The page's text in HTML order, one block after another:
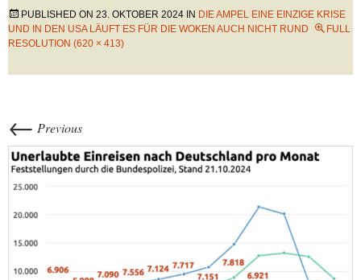
PUBLISHED ON 23. OKTOBER 2024 IN DIE AMPEL EINE EINZIGE KRISE
UND IN DEN USA LÄUFT ES FÜR DIE WOKEN AUCH NICHT RUND
FULL
RESOLUTION (620 × 413)
← Previous